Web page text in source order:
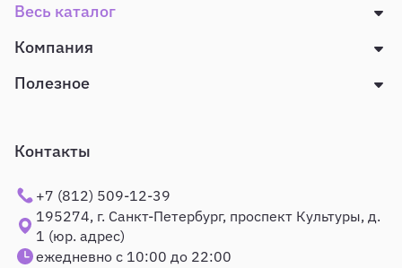
Весь каталог
Компания
Полезное
Контакты
+7 (812) 509-12-39
195274, г. Санкт-Петербург, проспект Культуры, д.
1 (юр. адрес)
ежедневно с 10:00 до 22:00